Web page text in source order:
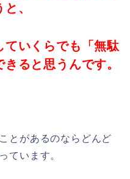
、
ていくらでも「無駄
ると思うんです。
とがあるのならどんど
ています。